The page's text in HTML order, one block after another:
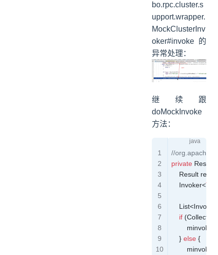
bo.rpc.cluster.s
upport.wrapper.
MockClusterInv
oker#invoke的
异常处理：
继续跟
doMockInvoke
方法：
//
private Result
    Result
    Invoker
<T
    List
<Invoker
    if
(
        minvoker
    }
else {
        minvoker